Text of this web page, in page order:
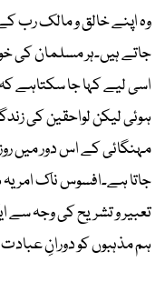
وہ اپنے خالق و مالک رب
جاتے ہیں۔ہر مسلمان
اسی لیے کہا جا سکتاہے
ہوئی لیکن لواحقین کی
مہنگائی کے اس دور میں
جاتا ہے۔افسوس ناک امر
تعبیر و تشریح کی وجہ
ہم مذہبوں کو دورانِ عبادت